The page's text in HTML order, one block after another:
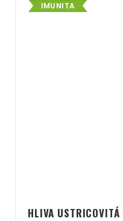
IMUNITA
HLIVA